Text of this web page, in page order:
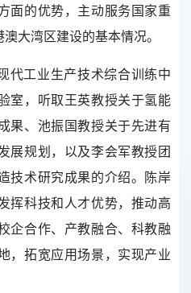
面的优势，主动服务国家重
大湾区建设的基本情况。
代工业生产技术综合训练中
室，听取王英教授关于氢能
果、池振国教授关于先进有
展规划，以及李会军教授团
技术研究成果的介绍。陈岸
挥科技和人才优势，推动高
企合作、产教融合、科教融
，拓宽应用场景，实现产业